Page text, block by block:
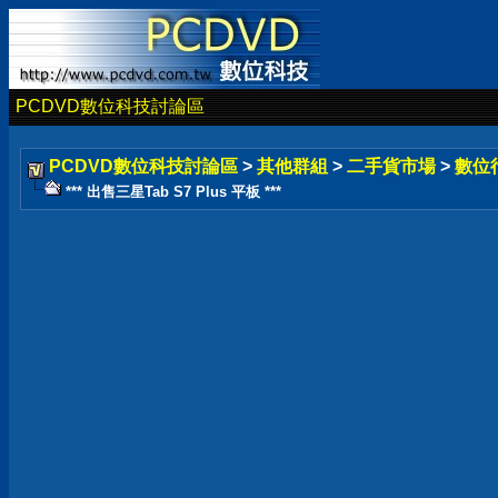
PCDVD數位科技討論區
PCDVD數位科技討論區 > 其他群組 > 二手貨市場 > 數位
*** 出售三星Tab S7 Plus 平板 ***